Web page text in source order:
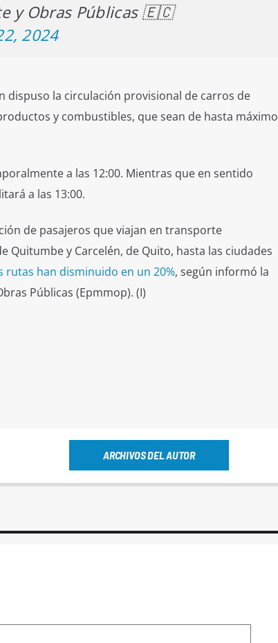
y Obras Públicas 🇪🇨
2024
dispuso la circulación provisional de carros de
y combustibles, que sean de hasta máximo
a las 12:00. Mientras que en sentido
a las 13:00.
de pasajeros que viajan en transporte
y Carcelén, de Quito, hasta las ciudades
rutas han disminuido en un 20%, según informó la
Públicas (Epmmop). (I)
ARCHIVOS DEL AUTOR